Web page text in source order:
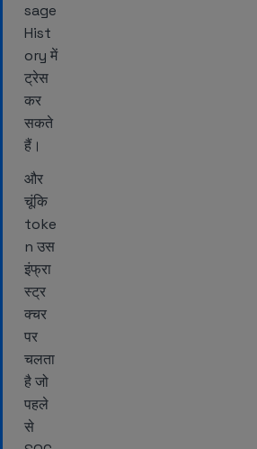
sage
Hist
ory में
ट्रेस
कर
सकते
हैं।
और
चूंकि
toke
n उस
इंफ्रा
स्ट्र
क्चर
पर
चलता
है जो
पहले
से